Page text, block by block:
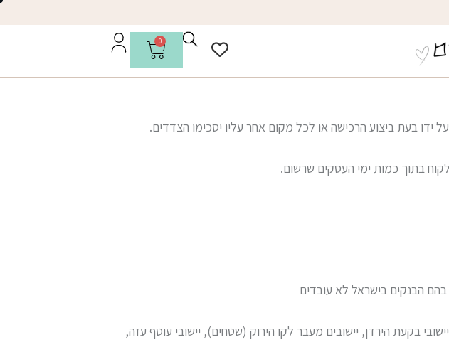
0
בעת ביצוע הרכישה או לכל מקום אחר עליו יסכימו הצדדים.
בתוך כמות ימי העסקים שרשום.
בהם הבנקים בישראל לא עובדים
בקעת הירדן, יישובים מעבר לקו הירוק (שטחים), יישובי עוטף עזה,